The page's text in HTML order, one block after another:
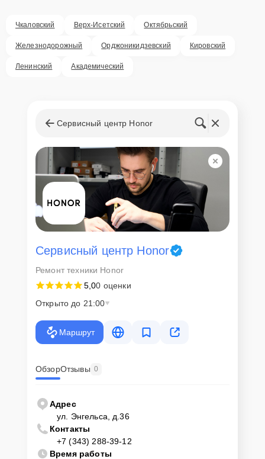
Чкаловский Верх-Исетский Октябрьский
Железнодорожный Орджоникидзевский Кировский
Ленинский Академический
Сервисный центр Honor
Сервисный центр Honor
Ремонт техники Honor
5,00 оценки
Открыто до 21:00
Маршрут
ОбзорОтзывы 0
Адрес
ул. Энгельса, д.36
Контакты
+7 (343) 288-39-12
Время работы